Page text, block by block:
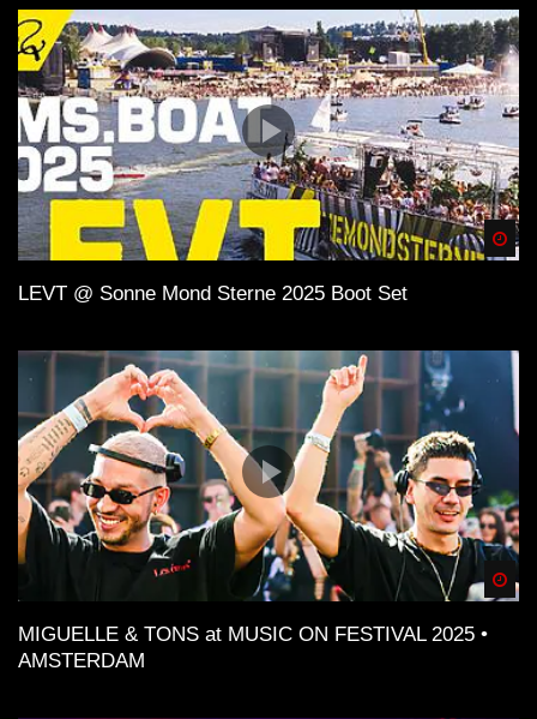
LEVT @ Sonne Mond Sterne 2025 Boot Set
MIGUELLE & TONS at MUSIC ON FESTIVAL 2025 •
AMSTERDAM